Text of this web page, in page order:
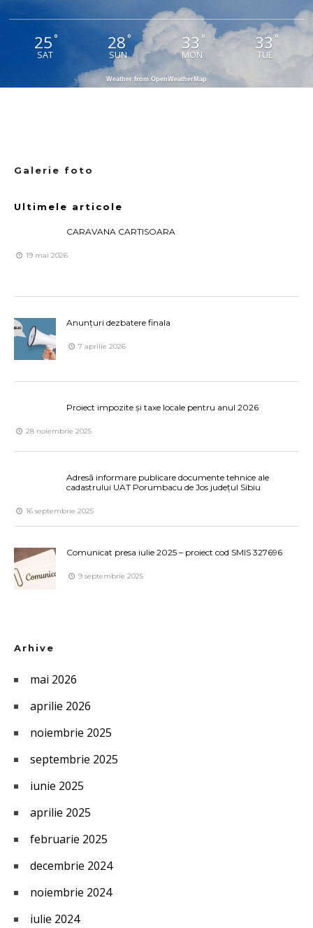
25°
SAT
28°
SUN
33 °
MON
33°
TUE
Weather from OpenWeatherMap
Galerie foto
Ultimele articole
CARAVANA CARTISOARA
19 mai 2026
Anunțuri dezbatere finala
7 aprilie 2026
Proiect impozite și taxe locale pentru anul 2026
28 noiembrie 2025
Adresă informare publicare documente tehnice ale
cadastrului UAT Porumbacu de Jos județul Sibiu
16 septembrie 2025
Comunicat presa iulie 2025 – proiect cod SMIS 327696
9 septembrie 2025
Arhive
mai 2026
aprilie 2026
noiembrie 2025
septembrie 2025
iunie 2025
aprilie 2025
februarie 2025
decembrie 2024
noiembrie 2024
iulie 2024